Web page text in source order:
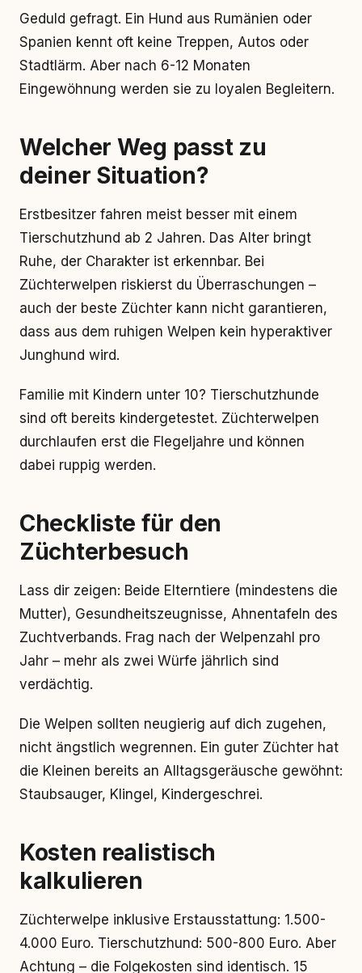
Geduld gefragt. Ein Hund aus Rumänien oder
Spanien kennt oft keine Treppen, Autos oder
Stadtlärm. Aber nach 6-12 Monaten
Eingewöhnung werden sie zu loyalen Begleitern.
Welcher Weg passt zu
deiner Situation?
Erstbesitzer fahren meist besser mit einem
Tierschutzhund ab 2 Jahren. Das Alter bringt
Ruhe, der Charakter ist erkennbar. Bei
Züchterwelpen riskierst du Überraschungen –
auch der beste Züchter kann nicht garantieren,
dass aus dem ruhigen Welpen kein hyperaktiver
Junghund wird.
Familie mit Kindern unter 10? Tierschutzhunde
sind oft bereits kindergetestet. Züchterwelpen
durchlaufen erst die Flegeljahre und können
dabei ruppig werden.
Checkliste für den
Züchterbesuch
Lass dir zeigen: Beide Elterntiere (mindestens die
Mutter), Gesundheitszeugnisse, Ahnentafeln des
Zuchtverbands. Frag nach der Welpenzahl pro
Jahr – mehr als zwei Würfe jährlich sind
verdächtig.
Die Welpen sollten neugierig auf dich zugehen,
nicht ängstlich wegrennen. Ein guter Züchter hat
die Kleinen bereits an Alltagsgeräusche gewöhnt:
Staubsauger, Klingel, Kindergeschrei.
Kosten realistisch
kalkulieren
Züchterwelpe inklusive Erstausstattung: 1.500-
4.000 Euro. Tierschutzhund: 500-800 Euro. Aber
Achtung – die Folgekosten sind identisch. 15